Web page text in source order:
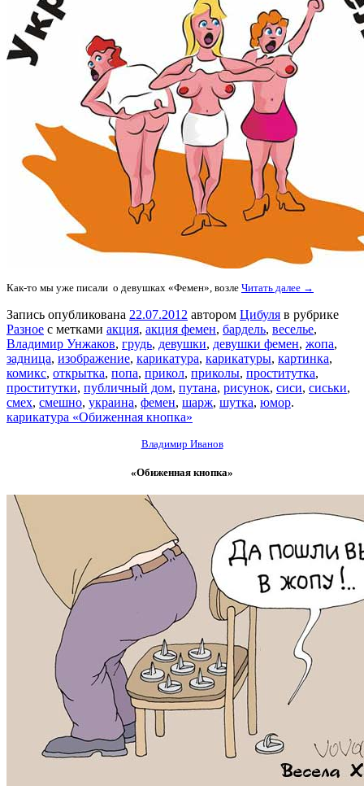
Как-то мы уже писали о девушках «Фемен», возле Читать далее →
Запись опубликована 22.07.2012 автором Цибуля в рубрике
Разное с метками акция, акция фемен, бардель, веселье,
Владимир Унжаков, грудь, девушки, девушки фемен, жопа,
задница, изображение, карикатура, карикатуры, картинка,
комикс, открытка, попа, прикол, приколы, проститутка,
проститутки, публичный дом, путана, рисунок, сиси, сиськи,
смех, смешно, украина, фемен, шарж, шутка, юмор.
карикатура «Обиженная кнопка»
Владимир Иванов
«Обиженная кнопка»